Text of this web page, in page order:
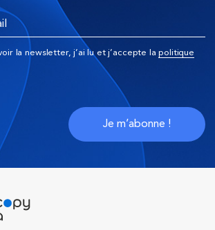
la newsletter, j’ai lu et j’accepte la politique